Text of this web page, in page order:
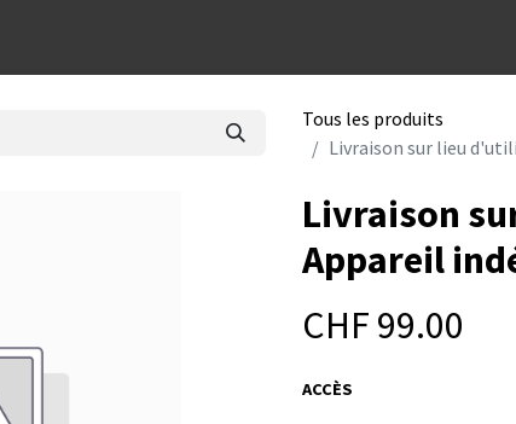
Tous les produits
Livraison sur lieu
Livraison
Appareil
CHF 99.00
ACCÈS